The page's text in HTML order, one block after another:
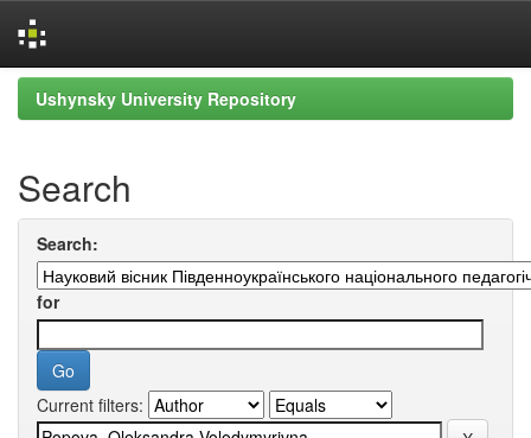
Skip
navigation
Ushynsky University Repository
Search
Search:
for
Current filters: